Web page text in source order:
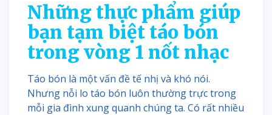
Những thực phẩm giúp
bạn tạm biệt táo bón
trong vòng 1 nốt nhạc
Táo bón là một vấn đề tế nhị và khó nói.
Nhưng nỗi lo táo bón luôn thường trực trong
mỗi gia đình xung quanh chúng ta. Có rất nhiều